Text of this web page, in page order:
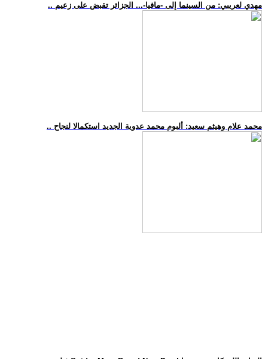
.. مهدي لعريبي: من السينما إلى -مافيا-... الجزائر تقبض على زعيم
.. محمد علام وهيثم سعيد: ألبوم محمد عدوية الجديد استكمالا لنجاح